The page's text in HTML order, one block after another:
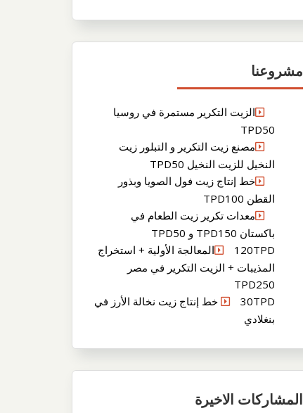
مشروعنا
الزيت التكرير مستمرة في روسيا
TPD50
مصنع زيت التكرير و التبلور زيت
النخيل للزيت النخيل TPD50
خط إنتاج زيت فول الصويا وبذور
القطن TPD100
معدات تكرير زيت الطعام في
باكستان TPD150 و TPD50
120TPDالمعالجة الأولية + استخراج
المذيبات + الزيت التكرير في مصر
TPD250
30TPD خط إنتاج زيت نخالة الأرز في
بنغلادي
المشاركات الاخيرة